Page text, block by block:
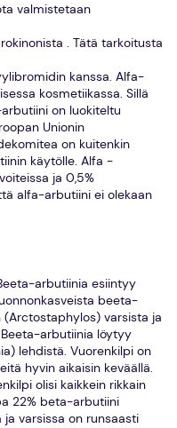
valmistetaan
. Tätä tarkoitusta
kanssa. Alfa-
kosmetiikassa. Sillä
on luokiteltu
Unionin
on kuitenkin
käytölle. Alfa -
ja 0,5%
alfa-arbutiini ei olekaan
arbutiinia esiintyy
beeta-
varsista ja
arbutiinia löytyy
lehdistä. Vuorenkilpi on
hyvin aikaisin keväällä.
olisi kaikkein rikkain
22% beta-arbutiini
varsissa on runsaasti